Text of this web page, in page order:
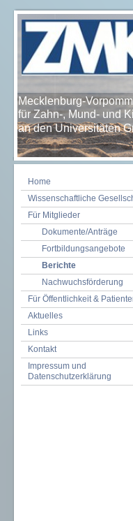
Mecklenburg-
für Zahn-, Mund- und
an den Universitäten
Home
Wissenschaftliche
Für Mitglieder
Dokumente/Anträge
Fortbildungsangebote
Berichte
Nachwuchsförderung
Für Öffentlichkeit &
Aktuelles
Links
Kontakt
Impressum und
Datenschutzerklärung